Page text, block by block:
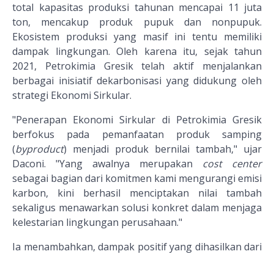
total kapasitas produksi tahunan mencapai 11 juta
ton, mencakup produk pupuk dan nonpupuk.
Ekosistem produksi yang masif ini tentu memiliki
dampak lingkungan. Oleh karena itu, sejak tahun
2021, Petrokimia Gresik telah aktif menjalankan
berbagai inisiatif dekarbonisasi yang didukung oleh
strategi Ekonomi Sirkular.
"Penerapan Ekonomi Sirkular di Petrokimia Gresik
berfokus pada pemanfaatan produk samping
(byproduct) menjadi produk bernilai tambah," ujar
Daconi. "Yang awalnya merupakan cost center
sebagai bagian dari komitmen kami mengurangi emisi
karbon, kini berhasil menciptakan nilai tambah
sekaligus menawarkan solusi konkret dalam menjaga
kelestarian lingkungan perusahaan."
Ia menambahkan, dampak positif yang dihasilkan dari